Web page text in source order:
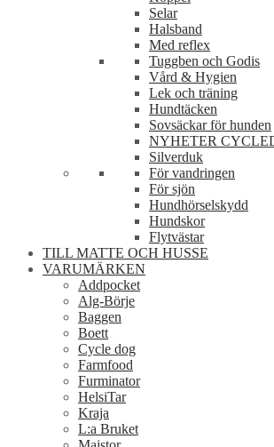
Selar
Halsband
Med reflex
Tuggben och Godis
Vård & Hygien
Lek och träning
Hundtäcken
Sovsäckar för hunden
NYHETER
Silverduk
För vandringen
För sjön
Hundhörselskydd
Hundskor
Flytvästar
TILL MATTE OCH HUSSE
VARUMÄRKEN
Addpocket
Alg-Börje
Baggen
Boett
Cycle dog
Farmfood
Furminator
HelsiTar
Kraja
L:a Bruket